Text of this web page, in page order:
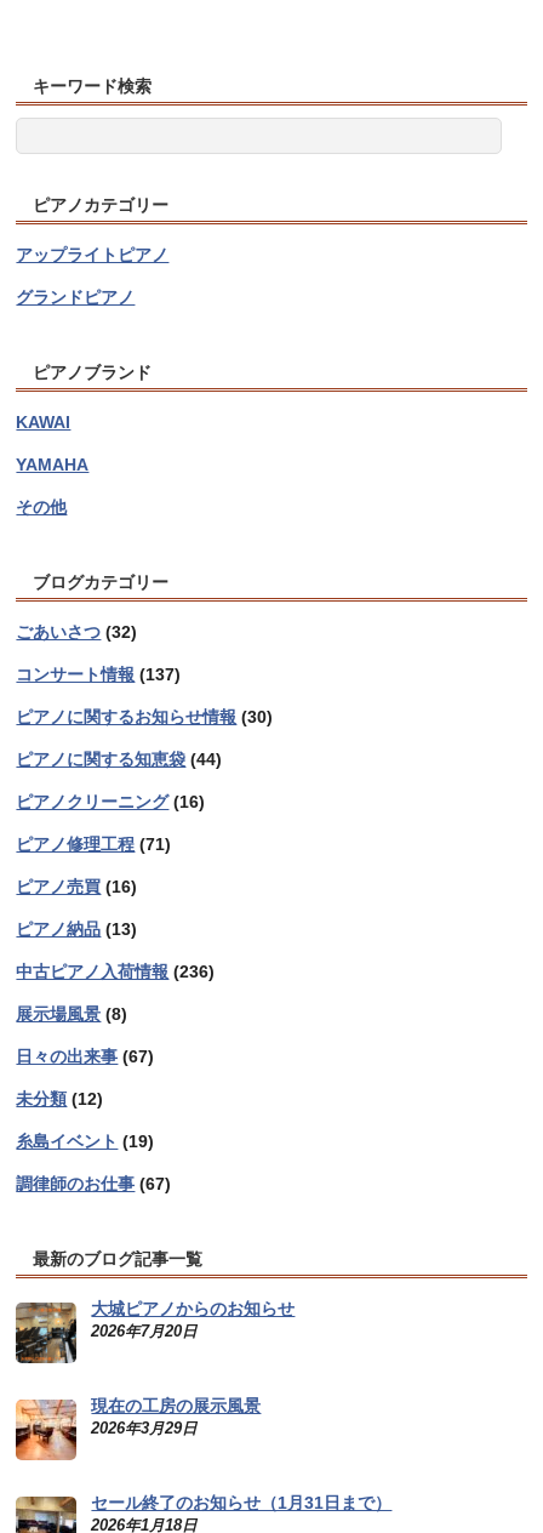
キーワード検索
ピアノカテゴリー
アップライトピアノ
グランドピアノ
ピアノブランド
KAWAI
YAMAHA
その他
ブログカテゴリー
ごあいさつ (32)
コンサート情報 (137)
ピアノに関するお知らせ情報 (30)
ピアノに関する知恵袋 (44)
ピアノクリーニング(16)
ピアノ修理工程 (71)
ピアノ売買 (16)
ピアノ納品 (13)
中古ピアノ入荷情報 (236)
展示場風景 (8)
日々の出来事 (67)
未分類 (12)
糸島イベント (19)
調律師のお仕事 (67)
最新のブログ記事一覧
大城ピアノからのお知らせ
2026年7月20日
現在の工房の展示風景
2026年3月29日
セール終了のお知らせ（1月31日まで）
2026年1月18日